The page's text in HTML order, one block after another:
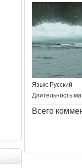
Язык: Русский
Длительность
Всего